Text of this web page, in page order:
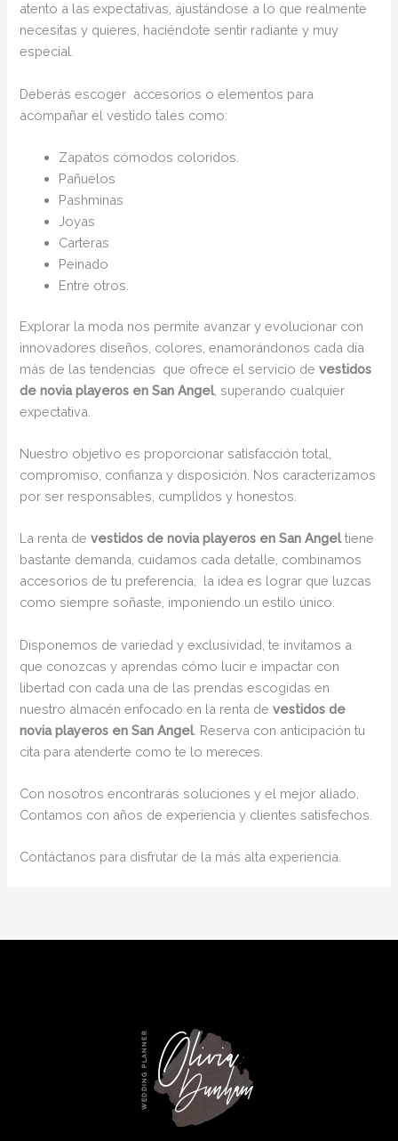
atento a las expectativas, ajustándose a lo que realmente
necesitas y quieres, haciéndote sentir radiante y muy
especial.
Deberás escoger accesorios o elementos para
acompañar el vestido tales como:
Zapatos cómodos coloridos.
Pañuelos
Pashminas
Joyas
Carteras
Peinado
Entre otros.
Explorar la moda nos permite avanzar y evolucionar con
innovadores diseños, colores, enamorándonos cada día
más de las tendencias que ofrece el servicio devestidos
de novia playeros en San Angel, superando cualquier
expectativa.
Nuestro objetivo es proporcionar satisfacción total,
compromiso, confianza y disposición. Nos caracterizamos
por ser responsables, cumplidos y honestos.
La renta devestidos de novia playeros en San Angeltiene
bastante demanda, cuidamos cada detalle, combinamos
accesorios de tu preferencia, la idea es lograr que luzcas
como siempre soñaste, imponiendo un estilo único.
Disponemos de variedad y exclusividad, te invitamos a
que conozcas y aprendas cómo lucir e impactar con
libertad con cada una de las prendas escogidas en
nuestro almacén enfocado en la renta devestidos de
novia playeros en San Angel. Reserva con anticipación tu
cita para atenderte como te lo mereces.
Con nosotros encontrarás soluciones y el mejor aliado,
Contamos con años de experiencia y clientes satisfechos.
Contáctanos para disfrutar de la más alta experiencia.